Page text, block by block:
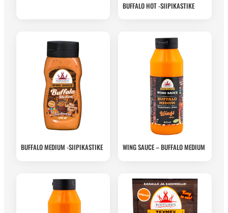
BUFFALO HOT -SIIPIKASTIKE
BUFFALO MEDIUM -SIIPIKASTIKE WING SAUCE – BUFFALO MEDIUM